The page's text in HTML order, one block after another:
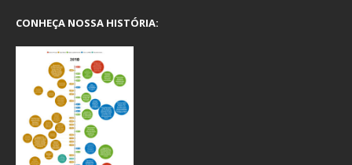
CONHEÇA NOSSA HISTÓRIA: